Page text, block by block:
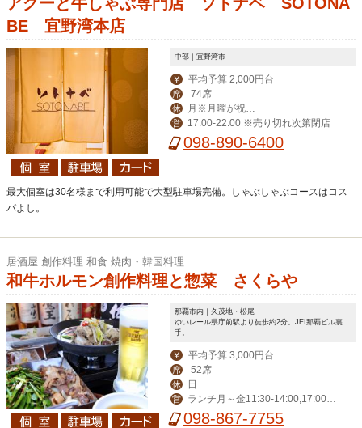
BE 宜野湾本店
中部｜宜野湾市
￥ 平均予算 2,000円台
席 74席
休
の場合は火曜が定休
営 17:00-22:00 ※売り切れ次第閉店
098-890-6400
最大個室は30名様まで利用可能で大型駐車場完備。しゃぶしゃぶコースはコス
パよし。
居酒屋 創作料理 和食 焼肉・韓国料理
和牛ホルモン創作料理と惣菜 さくらや
那覇市内｜久茂地・松尾
ゆいレール県庁前駅より徒歩約2分。JEI那覇ビル裏
手。
￥ 平均予算 3,000円台
席 52席
休 日
営
ランチ月～金11:30-14:00,17:00-2
4:00（LO 23:00）,祝日17:00-24:00
098-867-7755